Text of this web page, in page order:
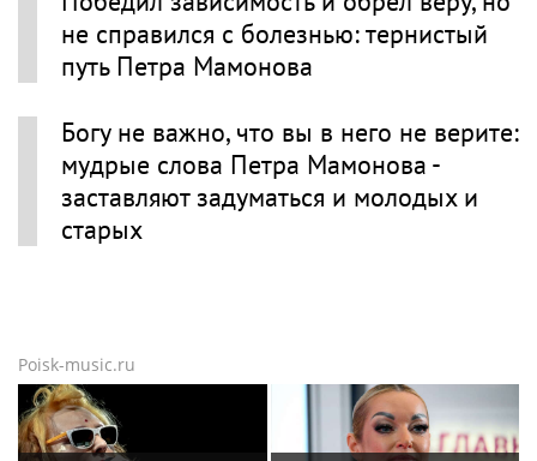
не справился с болезнью: тернистый
путь Петра Мамонова
Богу не важно, что вы в него не верите:
мудрые слова Петра Мамонова -
заставляют задуматься и молодых и
старых
Poisk-music.ru